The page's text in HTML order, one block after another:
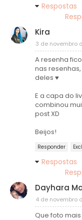
Respostas
Kira
3 de novembro
A resenha
nas
deles ♥
E a capa do
combinou
post XD
Beijos!
Responder
Respostas
Dayhara
4 de novembro
Que foto